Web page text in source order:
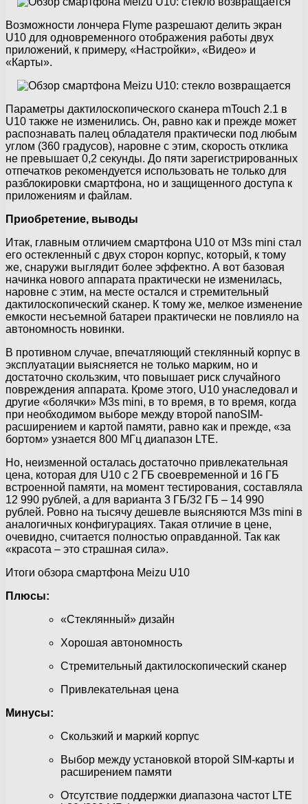
Возможности лончера Flyme разрешают делить экран
U10 для одновременного отображения работы двух
приложений, к примеру, «Настройки», «Видео» и
«Карты».
Параметры дактилоскопического сканера mTouch 2.1 в
U10 также не изменились. Он, равно как и прежде может
распознавать палец обладателя практически под любым
углом (360 градусов), наровне с этим, скорость отклика
не превышает 0,2 секунды. До пяти зарегистрированных
отпечатков рекомендуется использовать не только для
разблокировки смартфона, но и защищенного доступа к
приложениям и файлам.
Приобретение, выводы
Итак, главным отличием смартфона U10 от M3s mini стал
его остекленный с двух сторон корпус, который, к тому
же, снаружи выглядит более эффектно. А вот базовая
начинка нового аппарата практически не изменилась,
наровне с этим, на месте остался и стремительный
дактилоскопический сканер. К тому же, мелкое изменение
емкости несъемной батареи практически не повлияло на
автономность новинки.
В противном случае, впечатляющий стеклянный корпус в
эксплуатации выясняется не только марким, но и
достаточно скользким, что повышает риск случайного
повреждения аппарата. Кроме этого, U10 унаследовал и
другие «болячки» M3s mini, в то время, в то время, когда
при необходимом выборе между второй nanoSIM-
расширением и картой памяти, равно как и прежде, «за
бортом» узнается 800 МГц диапазон LTE.
Но, неизменной осталась достаточно привлекательная
цена, которая для U10 с 2 ГБ своевременной и 16 ГБ
встроенной памяти, на момент тестирования, составляла
12 990 рублей, а для варианта 3 ГБ/32 ГБ – 14 990
рублей. Ровно на тысячу дешевле выясняются M3s mini в
аналогичных конфигурациях. Такая отличие в цене,
очевидно, считается полностью оправданной. Так как
«красота – это страшная сила».
Итоги обзора смартфона Meizu U10
Плюсы:
«Стеклянный» дизайн
Хорошая автономность
Стремительный дактилоскопический сканер
Привлекательная цена
Минусы:
Скользкий и маркий корпус
Выбор между установкой второй SIM-карты и
расширением памяти
Отсутствие поддержки диапазона частот LTE